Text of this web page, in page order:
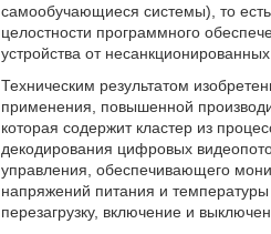
самообучающиеся системы), то есть
целостности программного
устройства от
Техническим результатом
применения, повышенной
которая содержит кластер из
декодирования цифровых
управления, обеспечивающего
напряжений питания и
перезагрузку, включение и